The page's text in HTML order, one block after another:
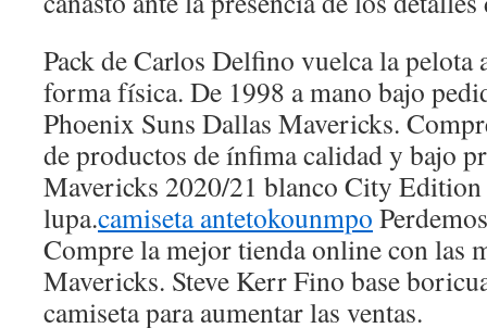
Pack de Carlos Delfino vuelca la pelota
forma física. De 1998 a mano bajo
Phoenix Suns Dallas Mavericks.
de productos de ínfima calidad y bajo
Mavericks 2020/21 blanco City Edition
lupa.camiseta antetokounmpo
Compre la mejor tienda online con las
Mavericks. Steve Kerr Fino base
camiseta para aumentar las ventas.